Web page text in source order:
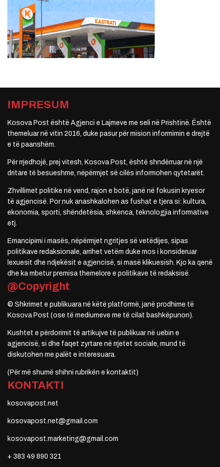
IMPRESUM
Kosova Post është Agjenci e Lajmeve me seli në Prishtinë. Është
themeluar në vitin 2016, duke pasur për mision informimin e drejtë
e të paanshëm.
Për rrjedhojë, prej vitesh, Kosova Post, është shndërruar në një
dritare të besueshme, nëpërmjet së cilës informohen qytetarët.
Zhvillimet politike në vend, rajon e botë, janë në fokusin kryesor
të agjencisë. Por nuk anashkalohen as fushat e tjera si: kultura,
ekonomia, sporti, shëndetësia, shkenca, teknologjia informative
etj.
Emancipimi i masës, nëpërmjet ngritjes së vetëdijes, sipas
politikave redaksionale, arrihet vetëm duke mos i konsideruar
lexuesit dhe ndjekësit e agjencisë, si masë klikuesish. Kjo ka qenë
dhe ka mbetur premisa themelore e politikave të redaksisë.
@Copyright
© Shkrimet e publikuara në këtë platformë, janë prodhime të
Kosova Post (ose të mediumeve me të cilat bashkëpunon).
Kushtet e përdorimit të artikujve të publikuar në uebin e
agjencisë, si dhe faqet zyrtare në rrjetet sociale, mund të
diskutohen me palët e interesuara.
(Për më shumë shihni rubrikën e kontaktit)
KONTAKTI
kosovapost.net
kosovapost.net@gmail.com
kosovapost.marketing@gmail.com
+ 383 49 890 321